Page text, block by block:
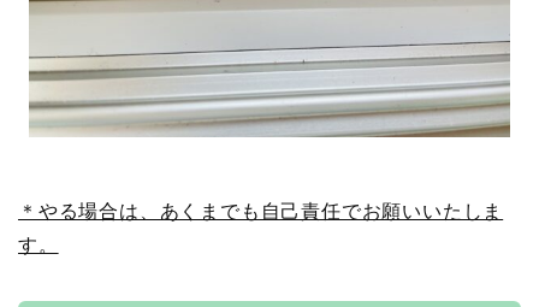
＊やる場合は、あくまでも自己責任でお願いいたしま
す。